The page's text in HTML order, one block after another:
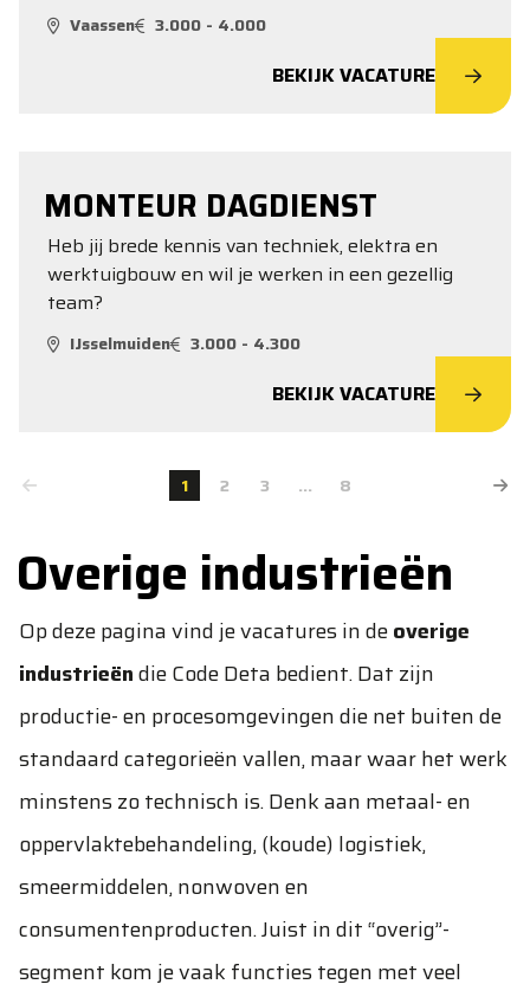
Vaassen 3.000 - 4.000
BEKIJK VACATURE
MONTEUR DAGDIENST
Heb jij brede kennis van techniek, elektra en
werktuigbouw en wil je werken in een gezellig
team?
IJsselmuiden 3.000 - 4.300
BEKIJK VACATURE
1 2 3 ... 8
Overige industrieën
Op deze pagina vind je vacatures in deoverige
industrieëndie Code Deta bedient. Dat zijn
productie- en procesomgevingen die net buiten de
standaard categorieën vallen, maar waar het werk
minstens zo technisch is. Denk aan metaal- en
oppervlaktebehandeling, (koude) logistiek,
smeermiddelen, nonwoven en
consumentenproducten. Juist in dit “overig”-
segment kom je vaak functies tegen met veel